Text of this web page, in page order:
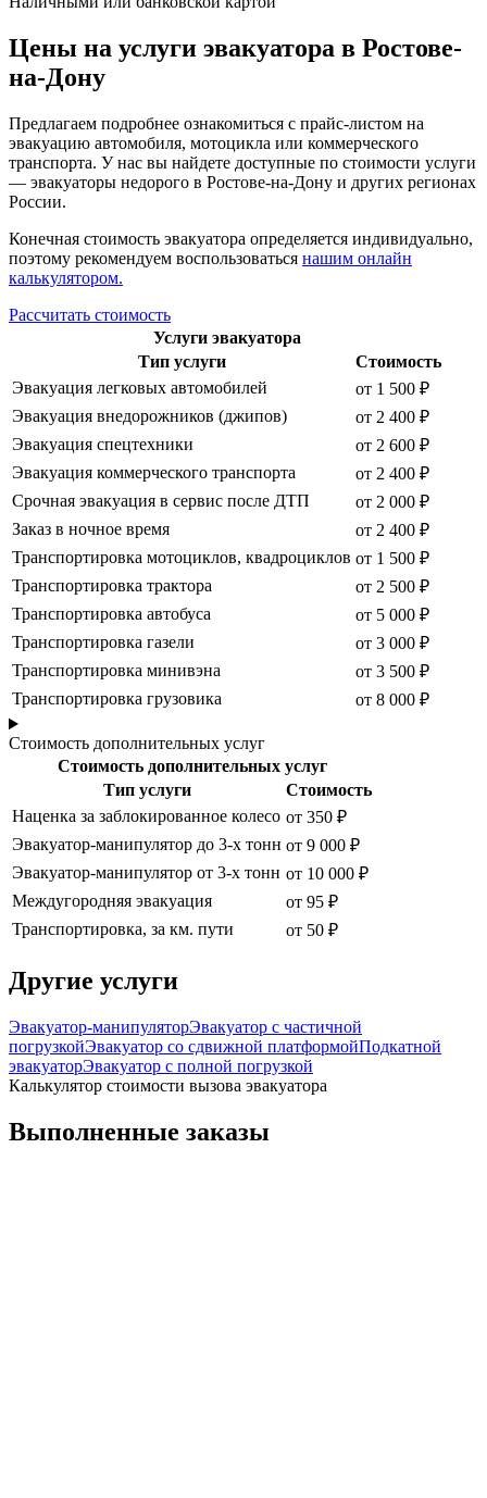
Цены на услуги эвакуатора в Ростове-
на-Дону
Предлагаем подробнее ознакомиться с прайс-листом на
эвакуацию автомобиля, мотоцикла или коммерческого
транспорта. У нас вы найдете доступные по стоимости услуги
— эвакуаторы недорого в Ростове-на-Дону и других регионах
России.
Конечная стоимость эвакуатора определяется индивидуально,
поэтому рекомендуем воспользоваться нашим онлайн
калькулятором.
Рассчитать стоимость
Услуги эвакуатора
Тип услуги
Стоимость
Эвакуация легковых автомобилей
от 1 500 ₽
Эвакуация внедорожников (джипов)
от 2 400 ₽
Эвакуация спецтехники
от 2 600 ₽
Эвакуация коммерческого транспорта
от 2 400 ₽
Срочная эвакуация в сервис после ДТП
от 2 000 ₽
Заказ в ночное время
от 2 400 ₽
Транспортировка мотоциклов, квадроциклов от 1 500 ₽
Транспортировка трактора
от 2 500 ₽
Транспортировка автобуса
от 5 000 ₽
Транспортировка газели
от 3 000 ₽
Транспортировка минивэна
от 3 500 ₽
Транспортировка грузовика
от 8 000 ₽
Стоимость дополнительных услуг
Стоимость дополнительных услуг
Тип услуги
Стоимость
Наценка за заблокированное колесо от 350 ₽
Эвакуатор-манипулятор до 3-х тонн от 9 000 ₽
Эвакуатор-манипулятор от 3-х тонн от 10 000 ₽
Междугородняя эвакуация
от 95 ₽
Транспортировка, за км. пути
от 50 ₽
Другие услуги
Эвакуатор-манипуляторЭвакуатор с частичной
погрузкойЭвакуатор со сдвижной платформойПодкатной
эвакуаторЭвакуатор с полной погрузкой
Калькулятор стоимости вызова эвакуатора
Выполненные заказы